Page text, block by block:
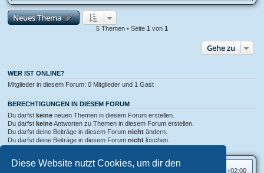
Diese Website nutzt Cookies, um dir den
Neues Thema
5 Themen • Seite 1 von 1
Gehe zu
WER IST ONLINE?
Mitglieder in diesem Forum: 0 Mitglieder und 1 Gast
BERECHTIGUNGEN IN DIESEM FORUM
Du darfst keine neuen Themen in diesem Forum erstellen.
Du darfst keineAntworten zu Themen in diesem Forum erstellen.
Du darfst deine Beiträge in diesem Forum nicht ändern.
Du darfst deine Beiträge in diesem Forum nicht löschen.
UTC+02:00